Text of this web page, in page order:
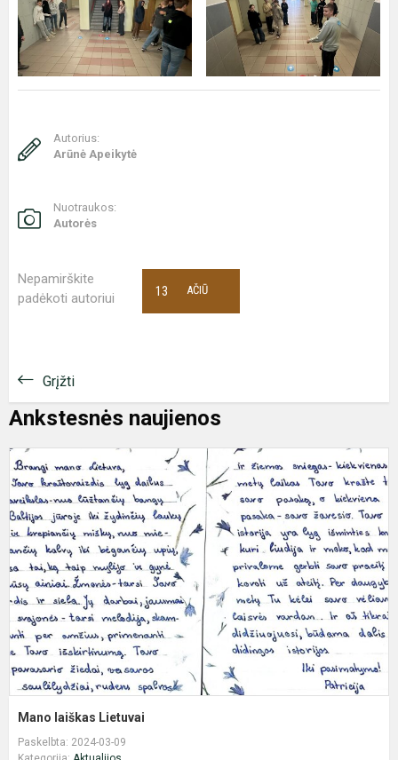
Autorius:
Arūnė Apeikytė
Nuotraukos:
Autorės
Nepamirškite
padėkoti autoriui
AČIŪ
13
Grįžti
Ankstesnės naujienos
Mano laiškas Lietuvai
Paskelbta: 2024-03-09